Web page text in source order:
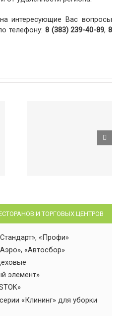
интересующие Вас вопросы
телефону: 8 (383) 239-40-89, 8
И ТОРГОВЫХ ЦЕНТРОВ
«Профи»
«Автосбор»
элемент»
«Клининг» для уборки